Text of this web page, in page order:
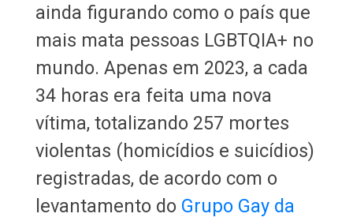
ainda figurando como o país que
mais mata pessoas LGBTQIA+ no
mundo. Apenas em 2023, a cada
34 horas era feita uma nova
vítima, totalizando 257 mortes
violentas (homicídios e suicídios)
registradas, de acordo com o
levantamento do Grupo Gay da